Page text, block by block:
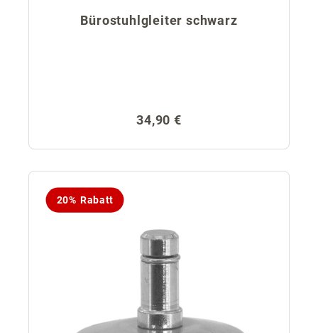
Bürostuhlgleiter schwarz
Regulärer Preis:
34,90 €
20% Rabatt